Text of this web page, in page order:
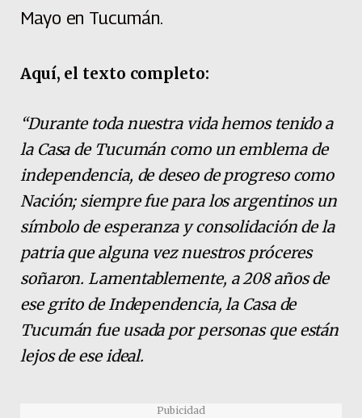
Mayo en Tucumán.
Aquí, el texto completo:
“Durante toda nuestra vida hemos tenido a
la Casa de Tucumán como un emblema de
independencia, de deseo de progreso como
Nación; siempre fue para los argentinos un
símbolo de esperanza y consolidación de la
patria que alguna vez nuestros próceres
soñaron. Lamentablemente, a 208 años de
ese grito de Independencia, la Casa de
Tucumán fue usada por personas que están
lejos de ese ideal.
Pubicidad